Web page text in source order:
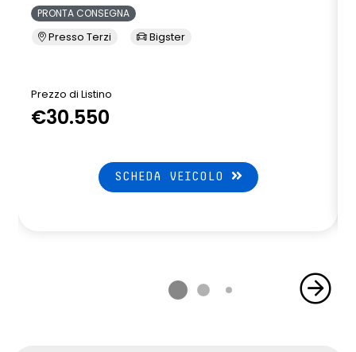
PRONTA CONSEGNA
Presso Terzi Bigster
Prezzo di Listino
€30.550
SCHEDA VEICOLO